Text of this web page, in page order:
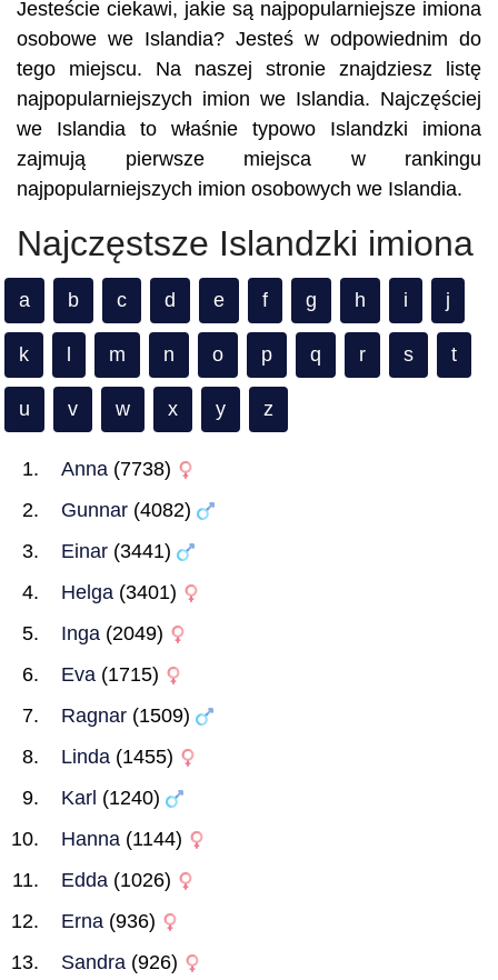
Jesteście ciekawi, jakie są najpopularniejsze imiona
osobowe we Islandia? Jesteś w odpowiednim do
tego miejscu. Na naszej stronie znajdziesz listę
najpopularniejszych imion we Islandia. Najczęściej
we Islandia to właśnie typowo Islandzki imiona
zajmują pierwsze miejsca w rankingu
najpopularniejszych imion osobowych we Islandia.
Najczęstsze Islandzki imiona
a b c d e f g h i j
k m n o p q r s t
u v w x y z
Anna (7738)
Gunnar (4082)
Einar (3441)
Helga (3401)
Inga (2049)
Eva (1715)
Ragnar (1509)
Linda (1455)
Karl (1240)
Hanna (1144)
Edda (1026)
Erna (936)
Sandra (926)